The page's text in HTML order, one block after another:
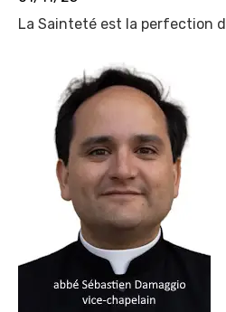
La Sainteté est la perfection